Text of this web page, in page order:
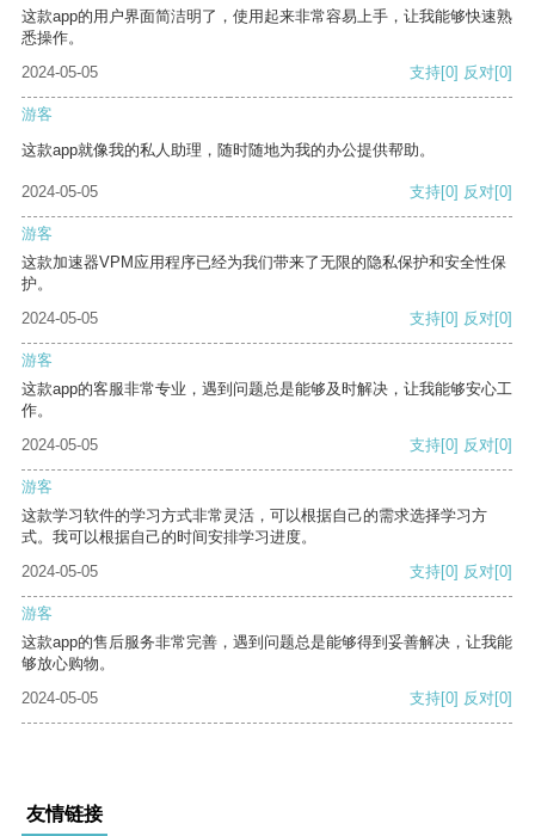
这款app的用户界面简洁明了，使用起来非常容易上手，让我能够快速熟
悉操作。
2024-05-05
支持[0] 反对[0]
游客
这款app就像我的私人助理，随时随地为我的办公提供帮助。
2024-05-05 支持[0] 反对[0]
游客
这款加速器VPM应用程序已经为我们带来了无限的隐私保护和安全性保
护。
2024-05-05
支持[0] 反对[0]
游客
这款app的客服非常专业，遇到问题总是能够及时解决，让我能够安心工
作。
2024-05-05
支持[0] 反对[0]
游客
这款学习软件的学习方式非常灵活，可以根据自己的需求选择学习方
式。我可以根据自己的时间安排学习进度。
2024-05-05
支持[0] 反对[0]
游客
这款app的售后服务非常完善，遇到问题总是能够得到妥善解决，让我能
够放心购物。
2024-05-05
支持[0] 反对[0]
友情链接